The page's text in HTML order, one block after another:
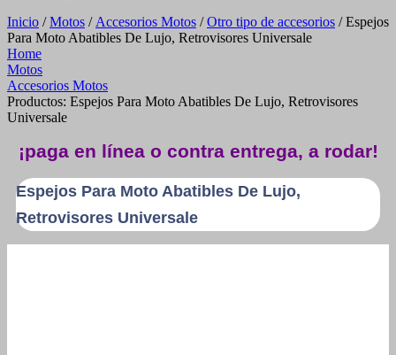
Inicio /Motos / Accesorios Motos /Otro tipo de accesorios / Espejos
Para Moto Abatibles De Lujo, Retrovisores Universale
Home
Motos
Accesorios Motos
Productos: Espejos Para Moto Abatibles De Lujo, Retrovisores
Universale
¡paga en línea o contra entrega, a rodar!
Espejos Para Moto Abatibles De Lujo,
Retrovisores Universale